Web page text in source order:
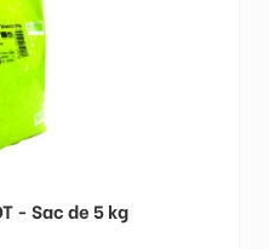
- Sac de 5 kg